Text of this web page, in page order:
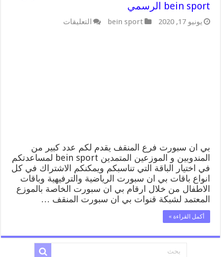
bein sport الرسمي
يونيو 17, 2020 bein sport التعليقات
بي ان سبورت فرع المنقف يقدم لكم عدد كبير من
المندوبين و الموزعين المتمدين bein sport لمساعدتكم
في اختيار الباقة التي تناسبكم ويمكنكم الاشتراك في كل
انواع باقات بي ان سبورت الرياضية والترفيهية وباقات
الاطفال من خلال ارقام بي ان سبورت الخاصة بالموزع
المعتمد لشبكة قنوات بي ان سبورت المنقف …
أكمل القراءة »